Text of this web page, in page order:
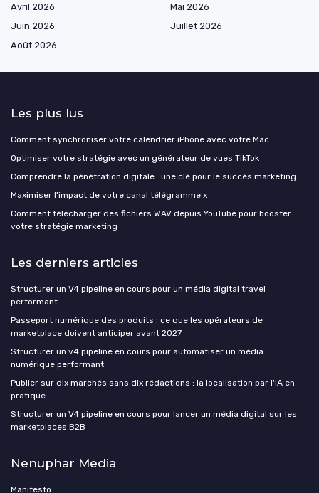
Avril 2026
Mai 2026
Juin 2026
Juillet 2026
Août 2026
Les plus lus
Comment synchroniser votre calendrier iPhone avec votre Mac
Optimiser votre stratégie avec un générateur de vues TikTok
Comprendre la pénétration digitale : une clé pour le succès marketing
Maximiser l'impact de votre canal télégramme x
Comment télécharger des fichiers WAV depuis YouTube pour booster
votre stratégie marketing
Les derniers articles
Structurer un V4 pipeline en cours pour un média digital travel
performant
Passeport numérique des produits : ce que les opérateurs de
marketplace doivent anticiper avant 2027
Structurer un v4 pipeline en cours pour automatiser un média
numérique performant
Publier sur dix marchés sans dix rédactions : la localisation par l'IA en
pratique
Structurer un V4 pipeline en cours pour lancer un média digital sur les
marketplaces B2B
Nenuphar Media
Manifesto